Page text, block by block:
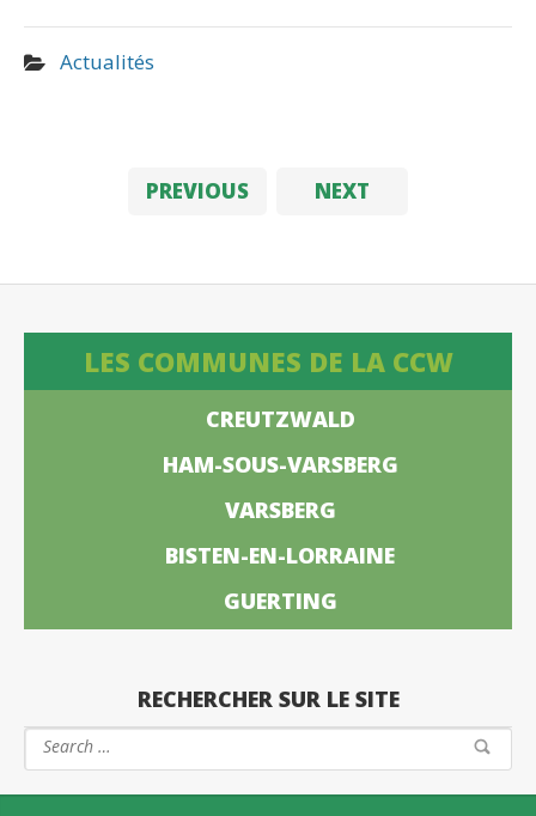
Actualités
PREVIOUS NEXT
LES COMMUNES DE LA CCW
CREUTZWALD
HAM-SOUS-VARSBERG
VARSBERG
BISTEN-EN-LORRAINE
GUERTING
RECHERCHER SUR LE SITE